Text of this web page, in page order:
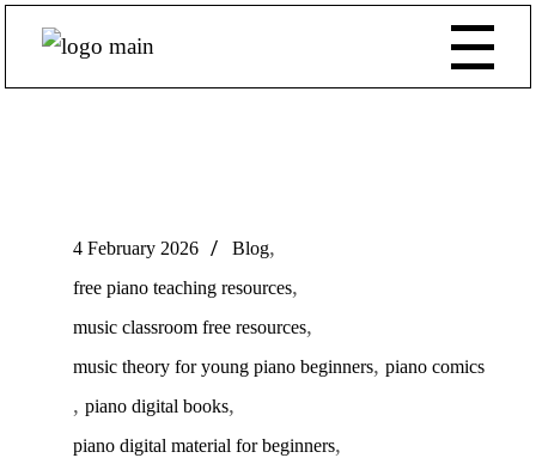
4 February 2026 Blog,
free piano teaching resources,
music classroom free resources,
music theory for young piano beginners,piano comics
,piano digital books,
piano digital material for beginners,